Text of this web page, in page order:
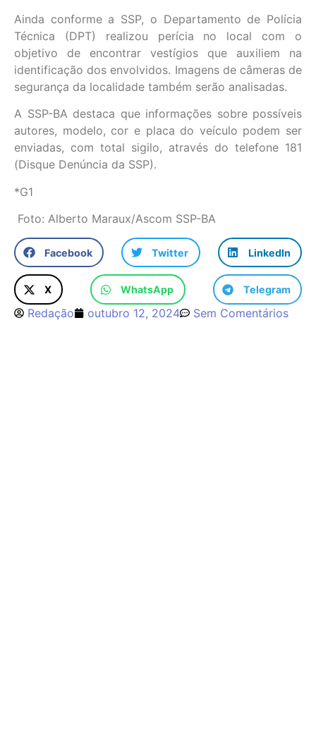
Ainda conforme a SSP, o Departamento de Polícia
Técnica (DPT) realizou perícia no local com o
objetivo de encontrar vestígios que auxiliem na
identificação dos envolvidos. Imagens de câmeras de
segurança da localidade também serão analisadas.
A SSP-BA destaca que informações sobre possíveis
autores, modelo, cor e placa do veículo podem ser
enviadas, com total sigilo, através do telefone 181
(Disque Denúncia da SSP).
*G1
Foto: Alberto Maraux/Ascom SSP-BA
Facebook Twitter LinkedIn
X WhatsApp Telegram
Redação outubro 12, 2024 Sem Comentários